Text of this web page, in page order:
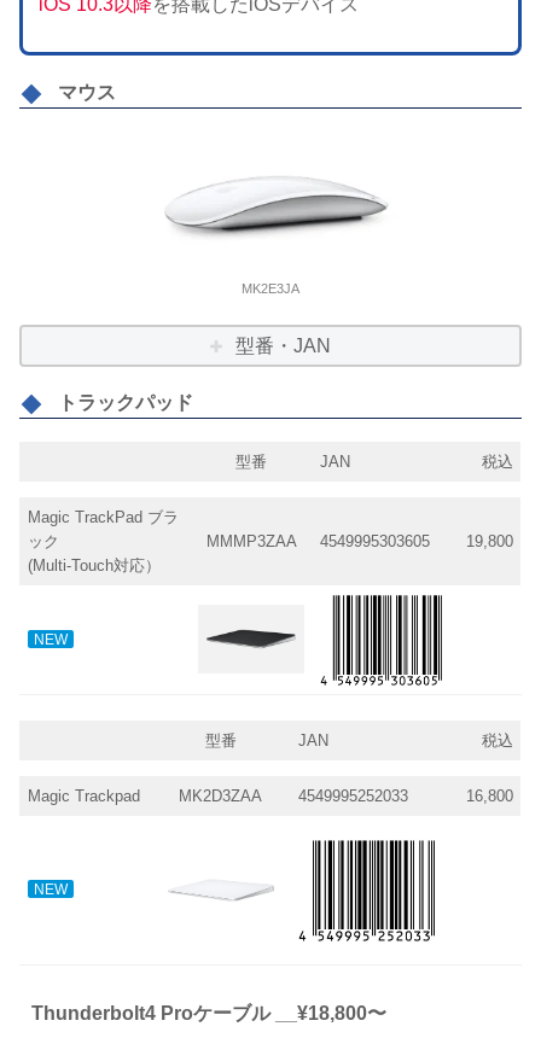
iOS 10.3以降を搭載したiOSデバイス
マウス
MK2E3JA
型番・JAN
トラックパッド
型番 JAN 税込
Magic TrackPad ブラ
ック
(Multi-Touch対応）
MMMP3ZAA 4549995303605 19,800
NEW
型番 JAN 税込
Magic Trackpad MK2D3ZAA 4549995252033 16,800
NEW
Thunderbolt4 Proケーブル __¥18,800〜